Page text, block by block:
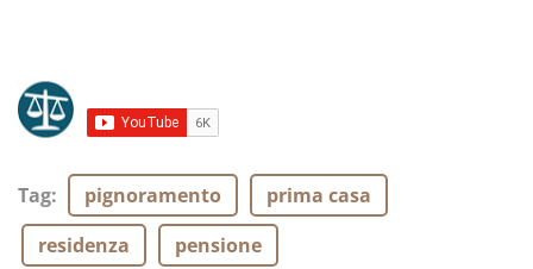
Tag: pignoramento
prima casa
residenza
pensione